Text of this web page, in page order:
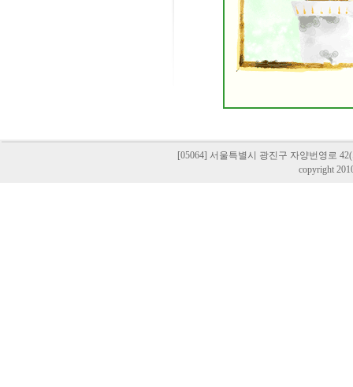
[05064] 서울특별시 광진구 자양번영로
copyright